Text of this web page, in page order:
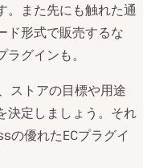
。また先にも触れた通
ド形式で販売するな
グインも。
ストアの目標や用途
決定しましょう。それ
の優れたECプラグイ